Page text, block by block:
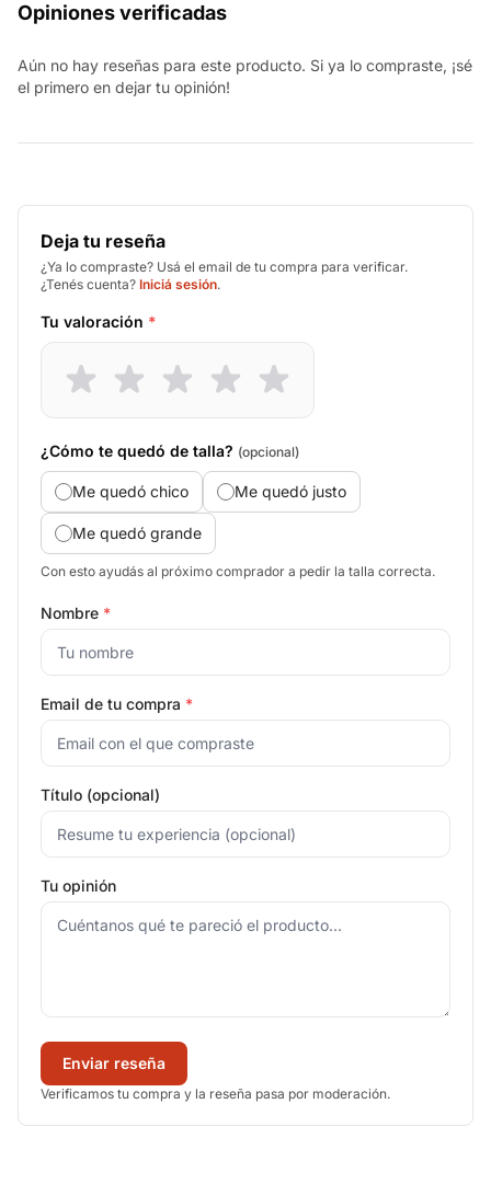
Opiniones verificadas
Aún no hay reseñas para este producto. Si ya lo compraste, ¡sé
el primero en dejar tu opinión!
Deja tu reseña
¿Ya lo compraste? Usá el email de tu compra para verificar.
¿Tenés cuenta? Iniciá sesión.
Tu valoración *
¿Cómo te quedó de talla? (opcional)
Me quedó chico Me quedó justo
Me quedó grande
Con esto ayudás al próximo comprador a pedir la talla correcta.
Nombre *
Email de tu compra *
Título (opcional)
Tu opinión
Enviar reseña
Verificamos tu compra y la reseña pasa por moderación.